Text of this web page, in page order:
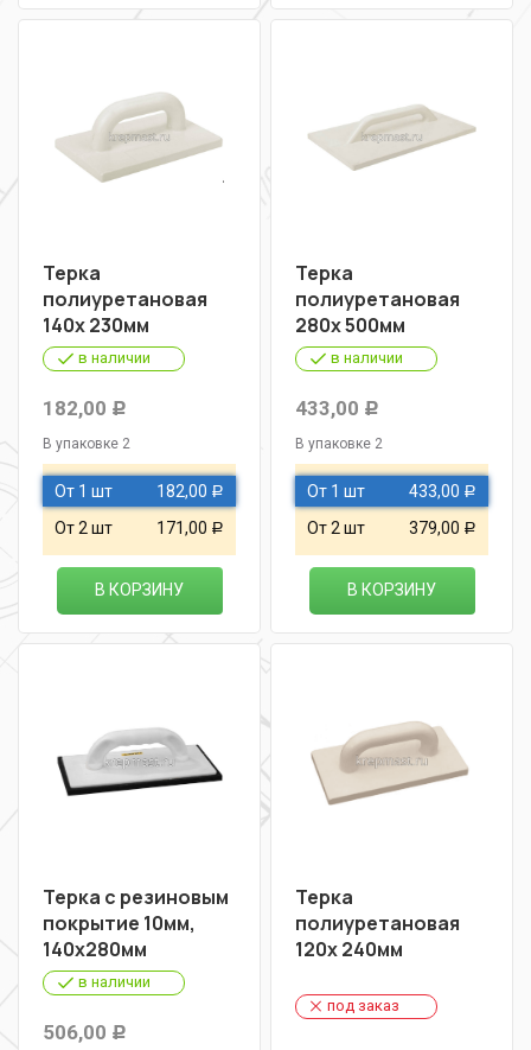
Терка
полиуретановая
140х 230мм
в наличии
182,00 Р
В упаковке 2
От 1 шт 182,00 Р
От 2 шт 171,00 Р
В КОРЗИНУ
Терка
полиуретановая
280х 500мм
в наличии
433,00 Р
В упаковке 2
От 1 шт 433,00 Р
От 2 шт 379,00 Р
В КОРЗИНУ
Терка с резиновым
покрытие 10мм,
140х280мм
в наличии
506,00 Р
Терка
полиуретановая
120х 240мм
под заказ